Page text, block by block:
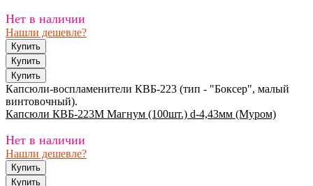
Нет в наличии
Нашли дешевле?
Капсюли-воспламенители КВБ-223 (тип - "Боксер", малый
винтовочный).
Капсюли КВБ-223М Магнум (100шт.) d-4,43мм (Муром)
Нет в наличии
Нашли дешевле?